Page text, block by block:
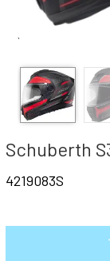
`
Schuberth
4219083S